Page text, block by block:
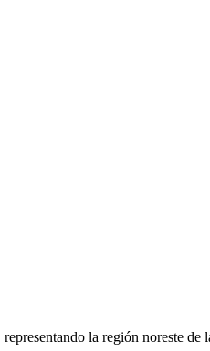
la región noreste de